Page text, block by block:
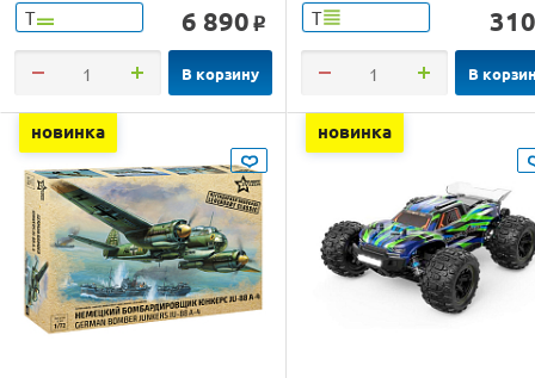
Т 6 890 o
В корзину
Т 310
В
новинка новинка